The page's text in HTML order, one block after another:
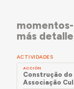
más
ACTIVIDADES
ACCIÓN
Construção
Associação